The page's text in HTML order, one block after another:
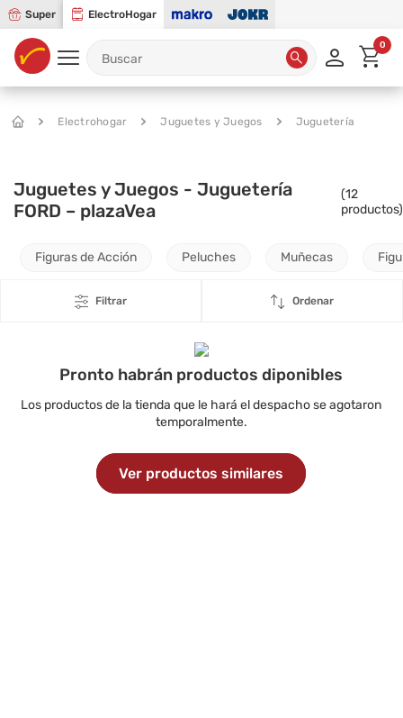
Super ElectroHogar
0
Electrohogar Juguetes y Juegos Juguetería
Juguetes y Juegos - Juguetería
FORD – plazaVea
(12
productos)
Figuras de Acción Peluches Muñecas
Filtrar Ordenar
Pronto habrán productos diponibles
Los productos de la tienda que le hará el despacho se agotaron
temporalmente.
Ver productos similares